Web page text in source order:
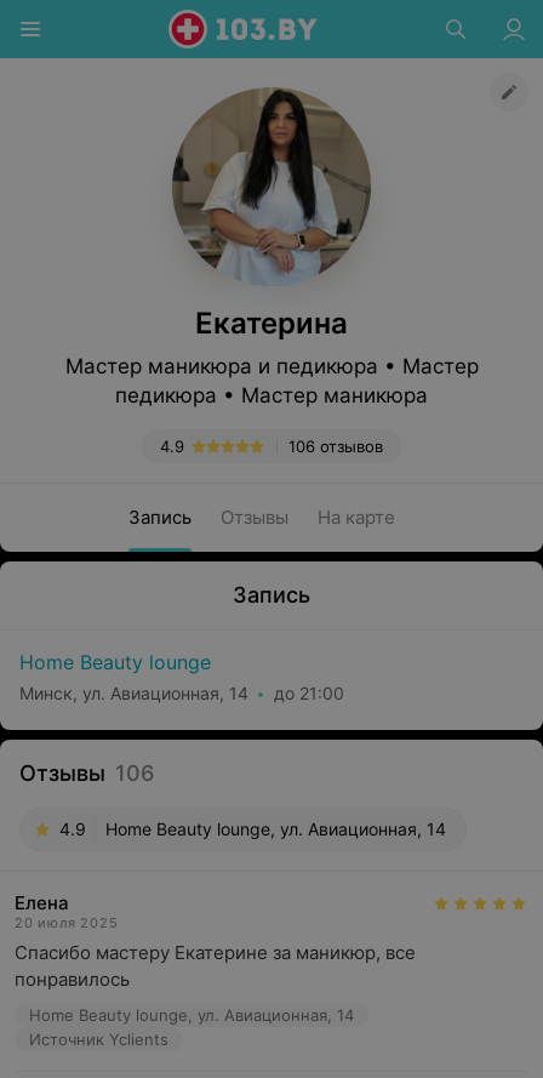
Екатерина
Мастер маникюра и педикюра • Мастер
педикюра • Мастер маникюра
106 отзывов
4.9
Запись Отзывы На карте
Запись
Home Beauty lounge
Минск, ул. Авиационная, 14 до 21:00
Отзывы 106
4.9 Home Beauty lounge, ул. Авиационная, 14
Елена
20 июля 2025
Спасибо мастеру Екатерине за маникюр, все
понравилось
Home Beauty lounge, ул. Авиационная, 14
Источник Yclients